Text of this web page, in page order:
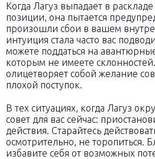
Когда Лагуз выпадает в
позиции, она пытается
произошли сбои в вашем
интуиция стала часто вас
можете поддаться на
которым не имеете
олицетворяет собой желание
плохой поступок.
В тех ситуациях, когда Лагуз
совет для вас сейчас:
действия. Старайтесь
осмотрительно, не торопиться.
избавите себя от возможных